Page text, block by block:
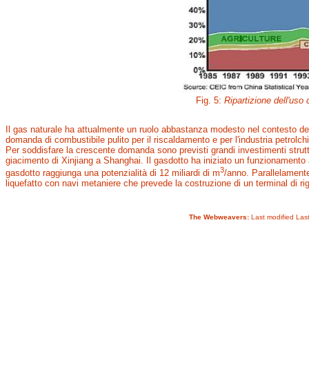
Fig. 5: Ripartizione dell'uso
Il gas naturale ha attualmente un ruolo abbastanza modesto nel contesto
domanda di combustibile pulito per il riscaldamento e per l'industria
Per soddisfare la crescente domanda sono previsti grandi investimenti
giacimento di Xinjiang a Shanghai. Il gasdotto ha iniziato un
gasdotto raggiunga una potenzialità di 12 miliardi di m3/anno.
liquefatto con navi metaniere che prevede la costruzione di un terminal di
The Webweavers:Last modified